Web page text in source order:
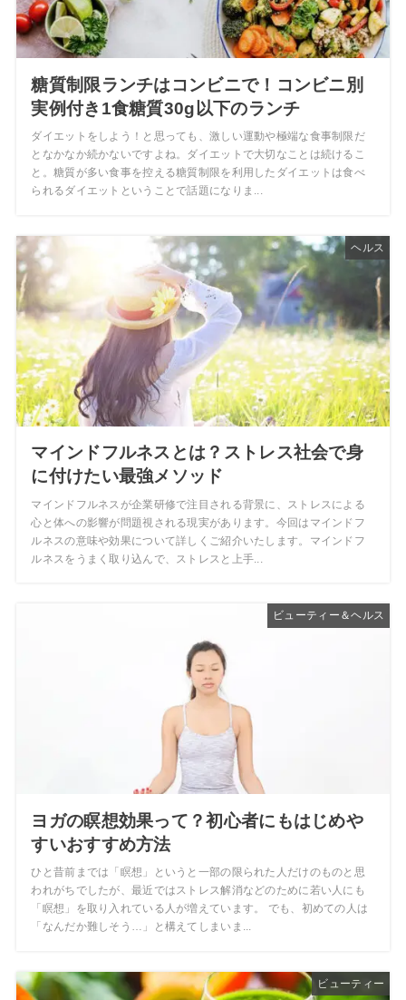
糖質制限ランチはコンビニで！コンビニ別
実例付き1食糖質30g以下のランチ
ダイエットをしよう！と思っても、激しい運動や極端な食事制限だ
となかなか続かないですよね。ダイエットで大切なことは続けるこ
と。糖質が多い食事を控える糖質制限を利用したダイエットは食べ
られるダイエットということで話題になりま...
ヘルス
マインドフルネスとは？ストレス社会で身
に付けたい最強メソッド
マインドフルネスが企業研修で注目される背景に、ストレスによる
心と体への影響が問題視される現実があります。今回はマインドフ
ルネスの意味や効果について詳しくご紹介いたします。マインドフ
ルネスをうまく取り込んで、ストレスと上手...
ビューティー＆ヘルス
ヨガの瞑想効果って？初心者にもはじめや
すいおすすめ方法
ひと昔前までは「瞑想」というと一部の限られた人だけのものと思
われがちでしたが、最近ではストレス解消などのために若い人にも
「瞑想」を取り入れている人が増えています。 でも、初めての人は
「なんだか難しそう…」と構えてしまいま...
ビューティー